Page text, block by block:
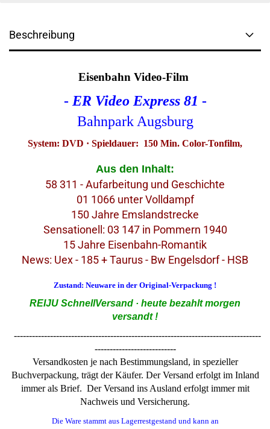
Beschreibung
Eisenbahn Video-Film
- ER Video Express 81 -
Bahnpark Augsburg
System: DVD · Spieldauer: 150 Min. Color-Tonfilm,
Aus den Inhalt:
58 311 - Aufarbeitung und Geschichte
01 1066 unter Volldampf
150 Jahre Emslandstrecke
Sensationell: 03 147 in Pommern 1940
15 Jahre Eisenbahn-Romantik
News: Uex - 185 + Taurus - Bw Engelsdorf - HSB
Zustand: Neuware in der Original-Verpackung !
REIJU SchnellVersand · heute bezahlt morgen
versandt!
----------------------------------------------------------------------------------
---------------------------
Versandkosten je nach Bestimmungsland, in spezieller
Buchverpackung, trägt der Käufer. Der Versand erfolgt im Inland
immer als Brief. Der Versand ins Ausland erfolgt immer mit
Nachweis und Versicherung.
Die Ware stammt aus Lagerrestgestand und kann an